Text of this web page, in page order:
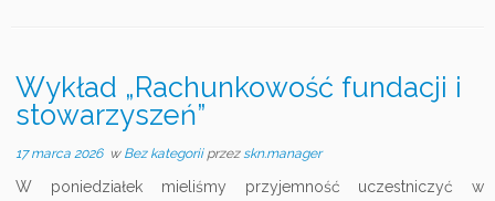
Wykład „Rachunkowość fundacji i
stowarzyszeń”
17 marca 2026w Bez kategorii przezskn.manager
W poniedziałek mieliśmy przyjemność uczestniczyć w